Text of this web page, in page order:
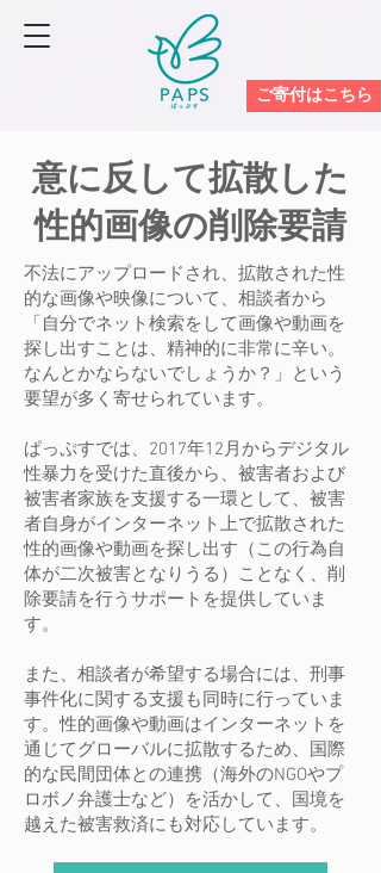
ご寄付はこちら
意に反して拡散した
性的画像の削除要請
不法にアップロードされ、拡散された性
的な画像や映像について、相談者から
「自分でネット検索をして画像や動画を
探し出すことは、精神的に非常に辛い。
なんとかならないでしょうか？」という
要望が多く寄せられています。
ぱっぷすでは、2017年12月からデジタル
性暴力を受けた直後から、被害者および
被害者家族を支援する一環として、被害
者自身がインターネット上で拡散された
性的画像や動画を探し出す（この行為自
体が二次被害となりうる）ことなく、削
除要請を行うサポートを提供していま
す。
また、相談者が希望する場合には、刑事
事件化に関する支援も同時に行っていま
す。性的画像や動画はインターネットを
通じてグローバルに拡散するため、国際
的な民間団体との連携（海外のNGOやプ
ロボノ弁護士など）を活かして、国境を
越えた被害救済にも対応しています。